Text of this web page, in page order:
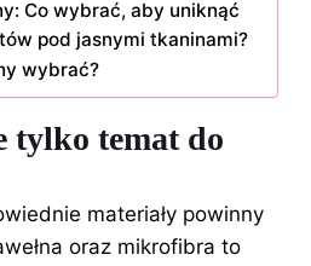
Co wybrać, aby uniknąć
pod jasnymi tkaninami?
wybrać?
tylko temat do
materiały powinny
oraz mikrofibra to